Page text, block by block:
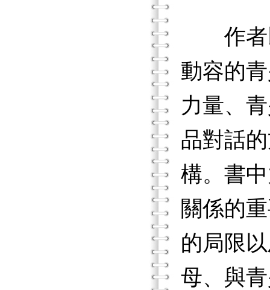
作者以
動容的
力量、
品對話
構。書
關係的
的局限
母、與